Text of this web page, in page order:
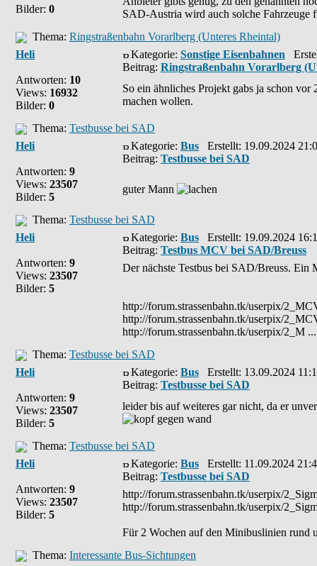
Bilder: 0
SAD-Austria wird auch solche Fahrzeuge
Thema: Ringstraßenbahn Vorarlberg (Unteres Rheintal)
Heli
Antworten: 10
Views: 16932
Bilder: 0
Kategorie: Sonstige Eisenbahnen
Beitrag: Ringstraßenbahn Vorarlberg
So ein ähnliches Projekt gabs ja schon
machen wollen.
Thema: Testbusse bei SAD
Heli
Antworten: 9
Views: 23507
Bilder: 5
Kategorie: Bus Erstellt: 19.09.2024
Beitrag: Testbusse bei SAD
guter Mann
Thema: Testbusse bei SAD
Heli
Antworten: 9
Views: 23507
Bilder: 5
Kategorie: Bus Erstellt: 19.09.2024
Beitrag: Testbus MCV bei SAD/Breuss
Der nächste Testbus bei SAD/Breuss. Ein
http://forum.strassenbahn.tk/userpix/
http://forum.strassenbahn.tk/userpix/
http://forum.strassenbahn.tk/userpix/2_M ...
Thema: Testbusse bei SAD
Heli
Antworten: 9
Views: 23507
Bilder: 5
Kategorie: Bus Erstellt: 13.09.2024
Beitrag: Testbusse bei SAD
leider bis auf weiteres gar nicht, da er
Thema: Testbusse bei SAD
Heli
Antworten: 9
Views: 23507
Bilder: 5
Kategorie: Bus Erstellt: 11.09.2024
Beitrag: Testbusse bei SAD
http://forum.strassenbahn.tk/userpix/
http://forum.strassenbahn.tk/userpix/
Für 2 Wochen auf den Minibuslinien rund
Thema: Interessante Bus-Sichtungen